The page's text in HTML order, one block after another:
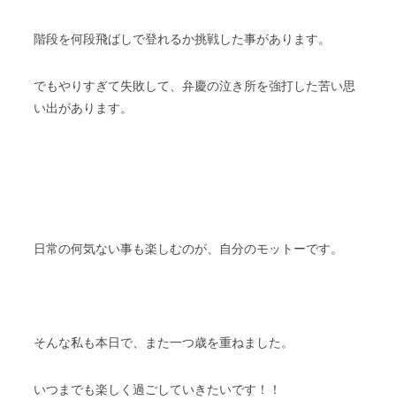
階段を何段飛ばしで登れるか挑戦した事があります。
でもやりすぎて失敗して、弁慶の泣き所を強打した苦い思
い出があります。
日常の何気ない事も楽しむのが、自分のモットーです。
そんな私も本日で、また一つ歳を重ねました。
いつまでも楽しく過ごしていきたいです！！